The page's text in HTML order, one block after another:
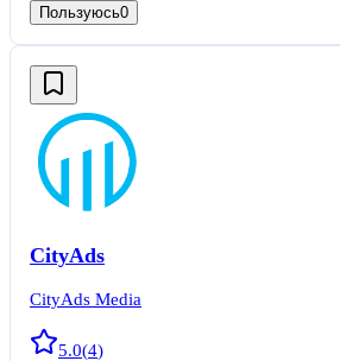
Пользуюсь0
CityAds
CityAds Media
5.0(4)